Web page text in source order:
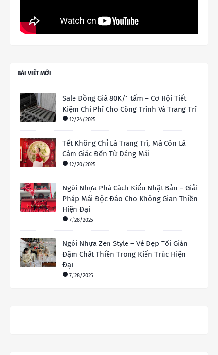
BÀI VIẾT MỚI
Sale Đồng Giá 80K/1 tấm – Cơ Hội Tiết
Kiệm Chi Phí Cho Công Trình Và Trang Trí
12/24/2025
Tết Không Chỉ Là Trang Trí, Mà Còn Là
Cảm Giác Đến Từ Dáng Mái
12/20/2025
Ngói Nhựa Phá Cách Kiểu Nhật Bản – Giải
Pháp Mái Độc Đáo Cho Không Gian Thiền
Hiện Đại
7/28/2025
Ngói Nhựa Zen Style – Vẻ Đẹp Tối Giản
Đậm Chất Thiền Trong Kiến Trúc Hiện
Đại
7/28/2025